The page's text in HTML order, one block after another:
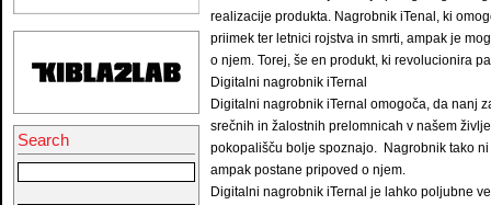
Search
realizacije produkta. Nagrobnik iTenal, ki
priimek ter letnici rojstva in smrti, ampak je
o njem. Torej, še en produkt, ki revolucionira
Digitalni nagrobnik iTernal
Digitalni nagrobnik iTernal omogoča, da nanj
srečnih in žalostnih prelomnicah v našem
pokopališču bolje spoznajo. Nagrobnik tako
ampak postane pripoved o njem.
Digitalni nagrobnik iTernal je lahko poljubne